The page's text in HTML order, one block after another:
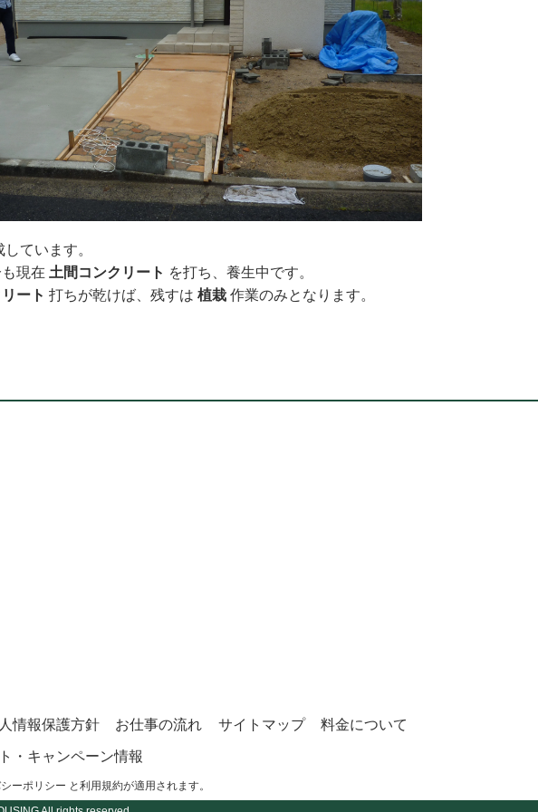
しています。
現在 土間コンクリート を打ち、養生中です。
ート 打ちが乾けば、残すは 植栽 作業のみとなります。
お仕事の流れ 料金について
・キャンペーン情報
情報保護方針 サイトマップ
ーポリシー と 利用規約が適用されます。